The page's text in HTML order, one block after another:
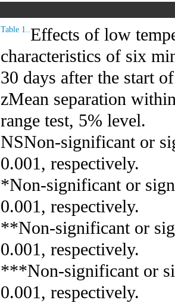
Table 1.. Effects of low
characteristics of six
30 days after the start
zMean separation
range test, 5% level.
NSNon-significant or
0.001, respectively.
*Non-significant or
0.001, respectively.
**Non-significant or
0.001, respectively.
***Non-significant or
0.001, respectively.